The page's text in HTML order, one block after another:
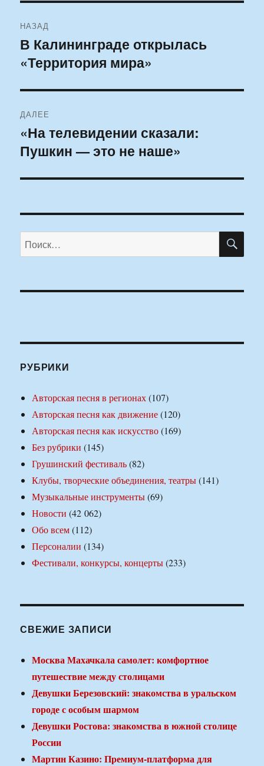
по
записям
НАЗАД
Предыдущая
запись:
В Калининграде открылась
«Территория мира»
ДАЛЕЕ
Следующая
запись:
«На телевидении сказали:
Пушкин — это не наше»
Искать:
РУБРИКИ
Авторская песня в регионах(107)
Авторская песня как движение(120)
Авторская песня как искусство(169)
Без рубрики (145)
Грушинский фестиваль(82)
Клубы, творческие объединения, театры(141)
Музыкальные инструменты(69)
Новости (42 062)
Обо всем(112)
Персоналии (134)
Фестивали, конкурсы, концерты(233)
СВЕЖИЕ ЗАПИСИ
Москва Махачкала самолет: комфортное
путешествие между столицами
Девушки Березовский: знакомства в уральском
городе с особым шармом
Девушки Ростова: знакомства в южной столице
России
Мартин Казино: Премиум-платформа для